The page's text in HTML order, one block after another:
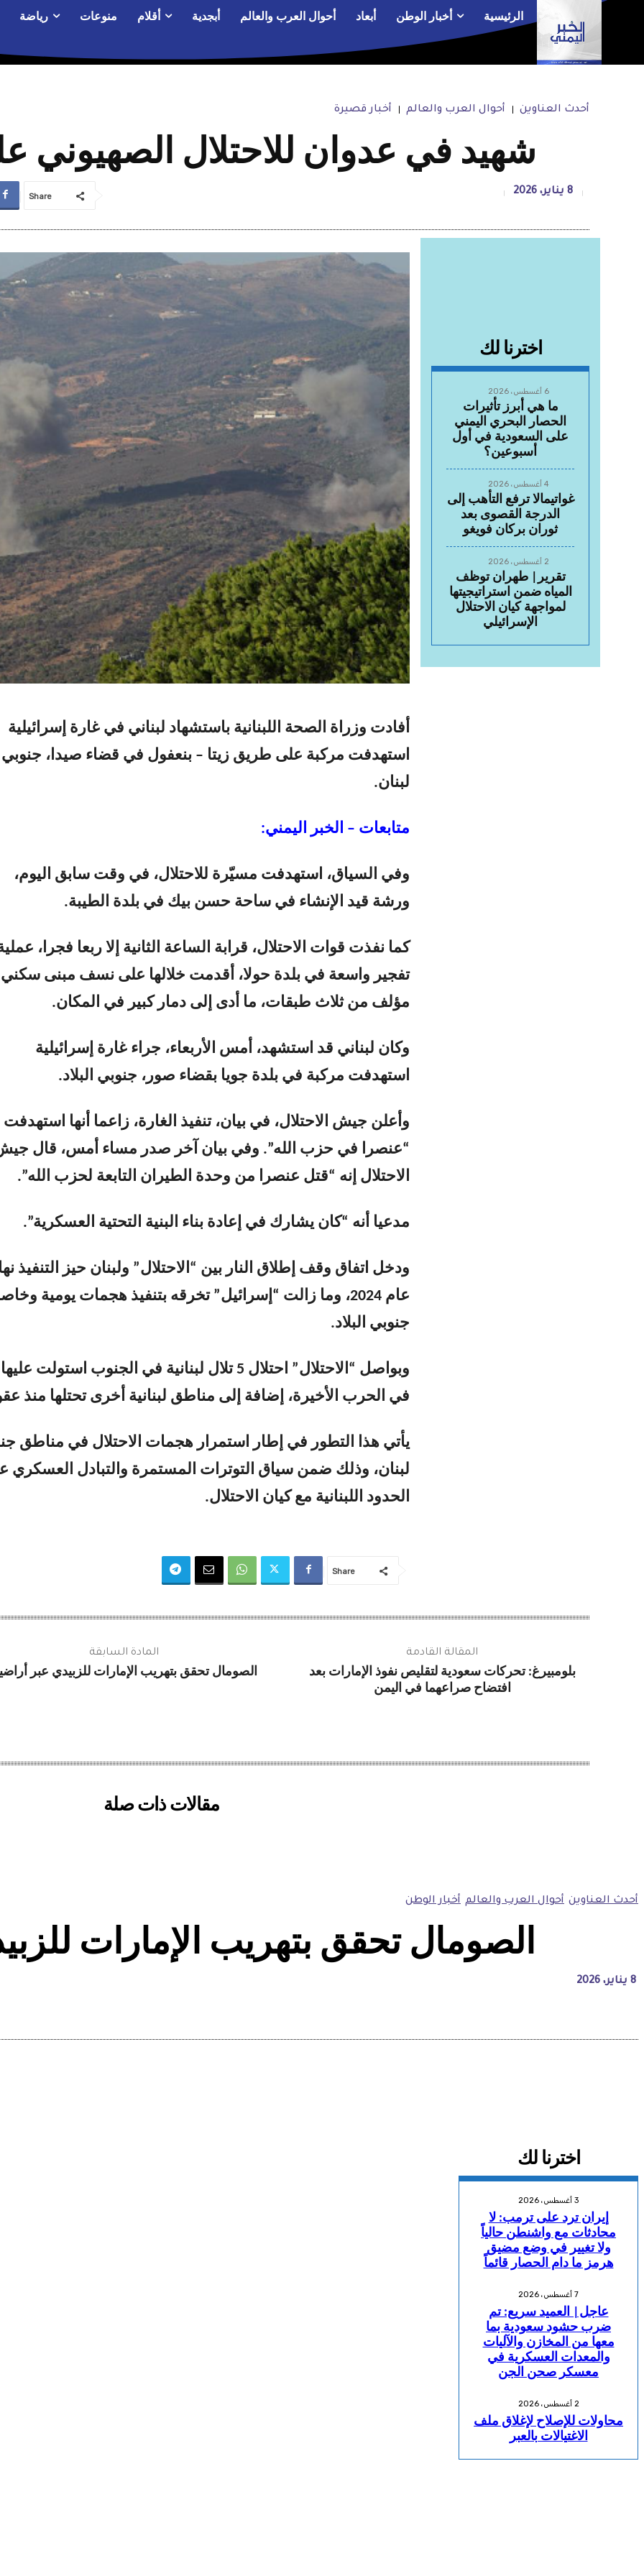
الرئيسية أخبار الوطن أبعاد أحوال العرب والعالم أبجدية أقلام منوعات رياضة
أحدث العناوين أحوال العرب والعالم أخبار قصيرة
شهيد في عدوان للاحتلال الصهيوني
8 يناير، 2026 Share
اخترنا لك
6 أغسطس، 2026
ما هي أبرز تأثيرات
الحصار البحري اليمني
على السعودية في أول
أسبوعين؟
4 أغسطس، 2026
غواتيمالا ترفع التأهب إلى
الدرجة القصوى بعد
ثوران بركان فويغو
2 أغسطس، 2026
تقرير| طهران توظف
المياه ضمن استراتيجيتها
لمواجهة كيان الاحتلال
الإسرائيلي
أفادت وزراة الصحة اللبنانية باستشهاد لبناني في غارة إسرائيلية
استهدفت مركبة على طريق زيتا – بنعفول في قضاء صيدا، جنوبي
لبنان.
متابعات – الخبر اليمني:
وفي السياق، استهدفت مسيّرة للاحتلال، في وقت سابق اليوم،
ورشة قيد الإنشاء في ساحة حسن بيك في بلدة الطيبة.
كما نفذت قوات الاحتلال، قرابة الساعة الثانية إلا ربعا فجرا،
تفجير واسعة في بلدة حولا، أقدمت خلالها على نسف مبنى سكني
مؤلف من ثلاث طبقات، ما أدى إلى دمار كبير في المكان.
وكان لبناني قد استشهد، أمس الأربعاء، جراء غارة إسرائيلية
استهدفت مركبة في بلدة جويا بقضاء صور، جنوبي البلاد.
وأعلن جيش الاحتلال، في بيان، تنفيذ الغارة، زاعما أنها استهدفت
“عنصرا في حزب الله”. وفي بيان آخر صدر مساء أمس، قال
الاحتلال إنه “قتل عنصرا من وحدة الطيران التابعة لحزب الله”.
مدعيا أنه “كان يشارك في إعادة بناء البنية التحتية العسكرية”.
ودخل اتفاق وقف إطلاق النار بين “الاحتلال” ولبنان حيز التنفيذ
عام 2024، وما زالت “إسرائيل” تخرقه بتنفيذ هجمات يومية
جنوبي البلاد.
وبواصل “الاحتلال” احتلال 5 تلال لبنانية في الجنوب استولت عليها
في الحرب الأخيرة، إضافة إلى مناطق لبنانية أخرى تحتلها منذ
يأتي هذا التطور في إطار استمرار هجمات الاحتلال في مناطق
لبنان، وذلك ضمن سياق التوترات المستمرة والتبادل العسكري
الحدود اللبنانية مع كيان الاحتلال.
Share
المادة السابقة
الصومال تحقق بتهريب الإمارات للزبيدي عبر
المقالة القادمة
بلومبيرغ: تحركات سعودية لتقليص نفوذ الإمارات بعد
افتضاح صراعهما في اليمن
مقالات ذات صلة